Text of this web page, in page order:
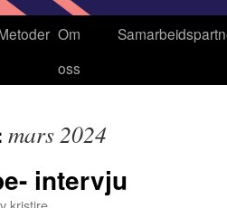
Om
oss
mars 2024
intervju